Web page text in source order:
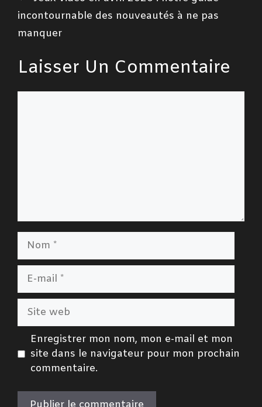
incontournable des nouveautés à ne pas
manquer
Laisser Un Commentaire
Nom
Site
Enregistrer mon nom, mon e-mail et mon
site dans le navigateur pour mon prochain
commentaire.